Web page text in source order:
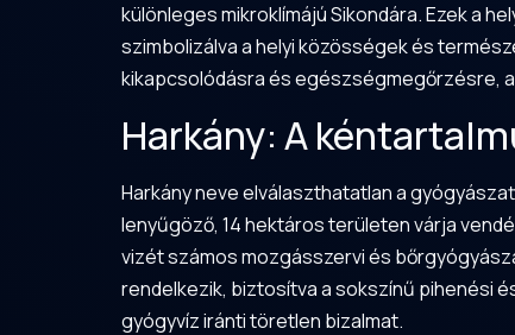
különleges mikroklímájú Sikondára. Ezek a
szimbolizálva a helyi közösségek és
kikapcsolódásra és egészségmegőrzésre,
Harkány: A
Harkány neve elválaszthatatlan a
lenyűgöző, 14 hektáros területen várja
vizét számos mozgásszervi és
rendelkezik, biztosítva a sokszínű pihenési
gyógyvíz iránti töretlen bizalmat.